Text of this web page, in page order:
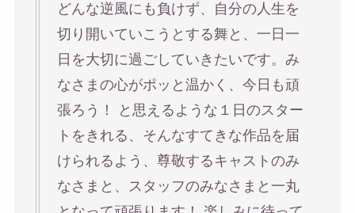
どんな逆風にも負けず、自分の人生を
切り開いていこうとする舞と、一日一
日を大切に過ごしていきたいです。み
なさまの心がポッと温かく、今日も頑
張ろう！ と思えるような１日のスター
トをきれる、そんなすてきな作品を届
けられるよう、尊敬するキャストのみ
なさまと、スタッフのみなさまと一丸